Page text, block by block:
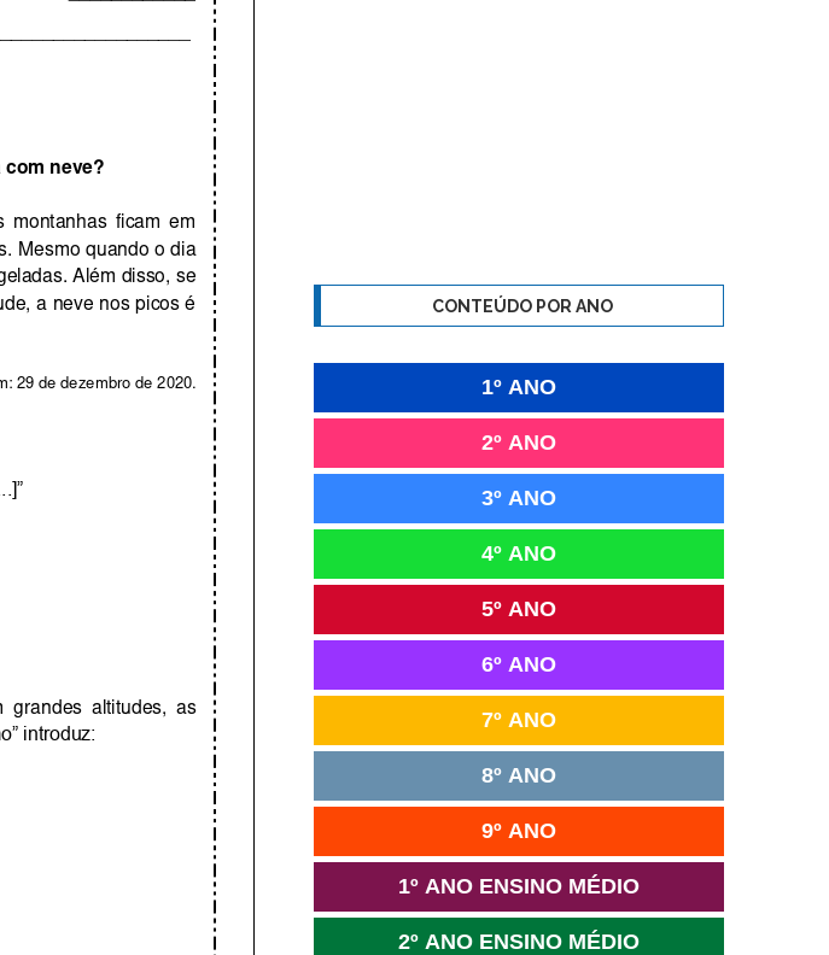
CONTEÚDO POR ANO
1º ANO
2º ANO
3º ANO
4º ANO
5º ANO
6º ANO
7º ANO
8º ANO
9º ANO
1º ANO ENSINO MÉDIO
2º ANO ENSINO MÉDIO